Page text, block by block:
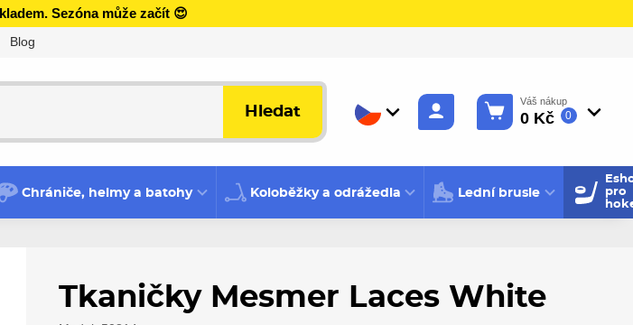
Sezóna může začít 😍
Blog
Hledat
Váš nákup
0 Kč 0
Chrániče, helmy a batohy Koloběžky a odrážedla Lední brusle
pro
Tkaničky Mesmer Laces White